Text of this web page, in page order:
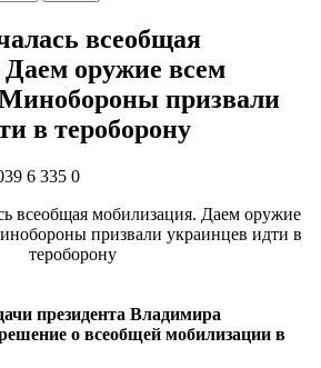
всеобщая
оружие всем
призвали
в тероборону
6 335 0
президента Владимира
о всеобщей мобилизации в